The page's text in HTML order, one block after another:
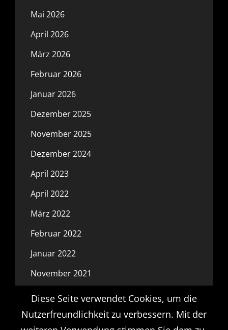
Mai 2026
April 2026
März 2026
Februar 2026
Januar 2026
Dezember 2025
November 2025
Dezember 2024
April 2023
April 2022
März 2022
Februar 2022
Januar 2022
November 2021
Oktober 2021
Diese Seite verwendet Cookies, um die
Nutzerfreundlichkeit zu verbessern. Mit der